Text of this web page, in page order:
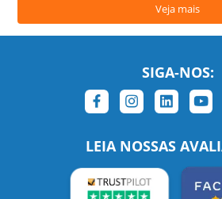
Veja mais
SIGA-NOS:
LEIA NOSSAS